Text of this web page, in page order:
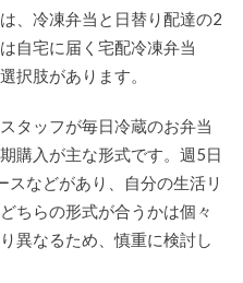
、冷凍弁当と日替り配達の2
自宅に届く宅配冷凍弁当
択肢があります。
タッフが毎日冷蔵のお弁当
購入が主な形式です。週5日
などがあり、自分の生活リ
ちらの形式が合うかは個々
異なるため、慎重に検討し